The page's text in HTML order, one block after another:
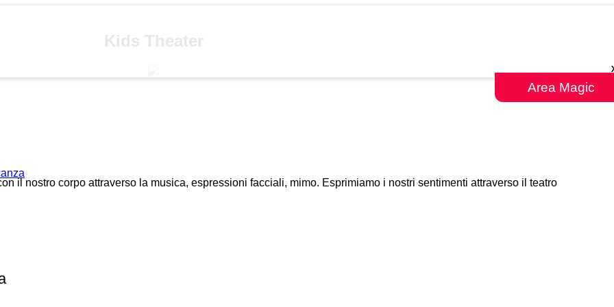
Area Magic
Kids Theater
il nostro corpo attraverso la musica, espressioni facciali, mimo. Esprimiamo i nostri sentimenti attraverso il teatro